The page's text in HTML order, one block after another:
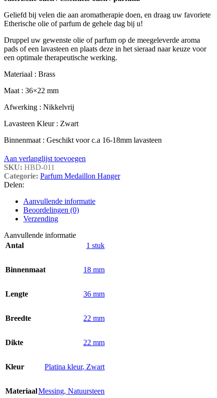
Geliefd bij velen die aan aromatherapie doen, en draag uw favoriete
Etherische olie of parfum de gehele dag bij u!
Druppel uw gewenste olie of parfum op de meegeleverde aroma
pads of een lavasteen en plaats deze in het sieraad naar keuze voor
een optimale therapeutische werking.
Materiaal : Brass
Maat : 36×22 mm
Afwerking : Nikkelvrij
Lavasteen Kleur : Zwart
Binnenmaat : Geschikt voor c.a 16-18mm lavasteen
Aan verlanglijst toevoegen
SKU: HBD-011
Categorie: Parfum Medaillon Hanger
Delen:
Aanvullende informatie
Beoordelingen (0)
Verzending
Aanvullende informatie
Antal
1 stuk
Binnenmaat 18 mm
Lengte 36 mm
Breedte 22 mm
Dikte 22 mm
Kleur Platina kleur, Zwart
MateriaalMessing, Natuursteen